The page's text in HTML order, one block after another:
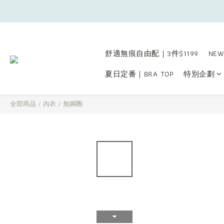
舒適無痕自由配｜3件$1199
夏日定番｜BRA TOP
特別企劃
全部商品 / 內衣 / 無鋼圈